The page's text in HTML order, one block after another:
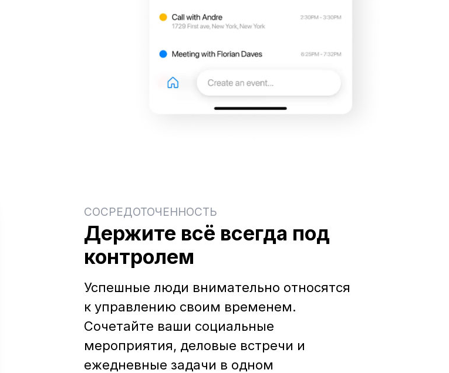
СОСРЕДОТОЧЕННОСТЬ
Держите всё всегда под
контролем
Успешные люди внимательно относятся
к управлению своим временем.
Сочетайте ваши социальные
мероприятия, деловые встречи и
ежедневные задачи в одном